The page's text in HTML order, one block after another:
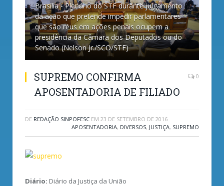
Brasília - Plenário do STF durante julgamento
da ação que pretende impedir parlamentares
que são réus em ações penais ocupem a
presidência da Câmara dos Deputados ou do
Senado (Nelson Jr./SCO/STF)
SUPREMO CONFIRMA
APOSENTADORIA DE FILIADO
0
DE REDAÇÃO SINPOFESC EM 23 DE SETEMBRO DE 2016
APOSENTADORIA, DIVERSOS, JUSTIÇA, SUPREMO
Diário: Diário da Justiça da União